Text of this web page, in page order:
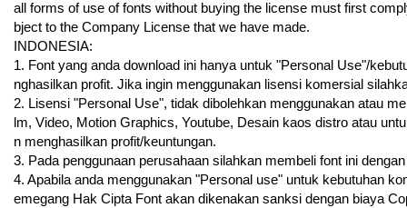
all forms of use of fonts without buying the license must first
bject to the Company License that we have made.
INDONESIA:
1. Font yang anda download ini hanya untuk "Personal Use"/
nghasilkan profit. Jika ingin menggunakan lisensi komersial
2. Lisensi "Personal Use", tidak dibolehkan menggunakan atau
lm, Video, Motion Graphics, Youtube, Desain kaos distro atau
n menghasilkan profit/keuntungan.
3. Pada penggunaan perusahaan silahkan membeli font ini
4. Apabila anda menggunakan "Personal use" untuk kebutuhan
emegang Hak Cipta Font akan dikenakan sanksi dengan biaya